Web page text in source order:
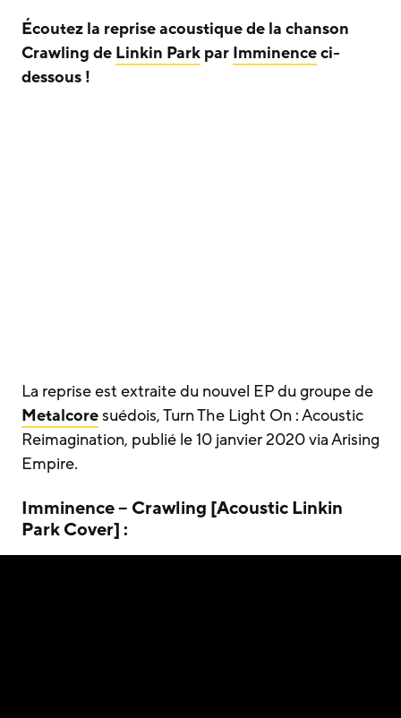
Écoutez la reprise acoustique de la chanson
Crawling de Linkin Park par Imminenceci-
dessous !
La reprise est extraite du nouvel EP du groupe de
Metalcoresuédois, Turn The Light On : Acoustic
Reimagination, publié le 10 janvier 2020 via Arising
Empire.
Imminence – Crawling [Acoustic Linkin
Park Cover] :